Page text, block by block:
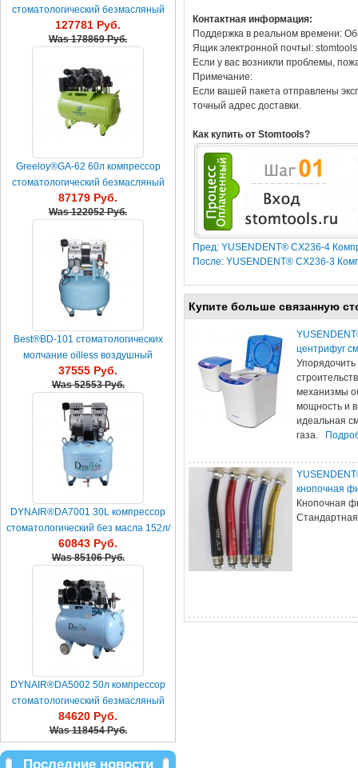
Контактная информация:
Поддержка в реальном времени:
Ящик электронной почтыl:
Если у вас возникли проблемы,
Примечание:
Если вашей пакета отправлены
точный адрес доставки.
Как купить от Stomtools?
Пред: YUSENDENT® CX236-4
После: YUSENDENT® CX236-3
Купите больше связанную
центрифуг
механизмы
мощность и
идеальная
газа.
кнопочная
Кнопочная
стоматологический безмасляный
ссушкой 236л/мин
127781 Руб.
Was178869 Руб.
Greeloy®GA-62 60л компрессор
стоматологический безмасляный
87179 Руб.
Was122052 Руб.
Best®BD-101 стоматологических
молчание oilless воздушный
компрессор
37555 Руб.
Was52553 Руб.
DYNAIR®DA7001 30L компрессор
стоматологический без масла 152л/
мин
60843 Руб.
Was85106 Руб.
DYNAIR®DA5002 50л компрессор
стоматологический безмасляный
бесшумный 230л/мин
84620 Руб.
Was118454 Руб.
Последние новости